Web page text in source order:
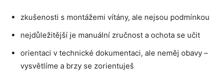
zkušenosti s montážemi vítány, ale nejsou podmínkou
nejdůležitější je manuální zručnost a ochota se učit
orientaci v technické dokumentaci, ale neměj obavy –
vysvětlíme a brzy se zorientuješ